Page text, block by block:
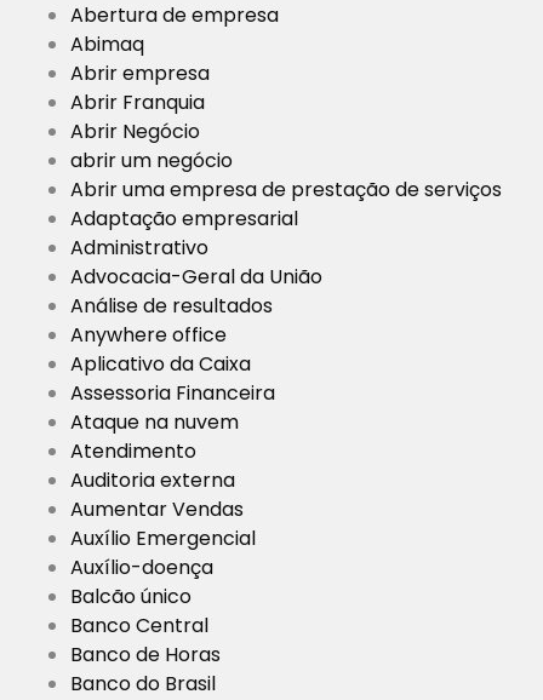
Abertura de empresa
Abimaq
Abrir empresa
Abrir Franquia
Abrir Negócio
abrir um negócio
Abrir uma empresa de prestação de serviços
Adaptação empresarial
Administrativo
Advocacia-Geral da União
Análise de resultados
Anywhere office
Aplicativo da Caixa
Assessoria Financeira
Ataque na nuvem
Atendimento
Auditoria externa
Aumentar Vendas
Auxílio Emergencial
Auxílio-doença
Balcão único
Banco Central
Banco de Horas
Banco do Brasil